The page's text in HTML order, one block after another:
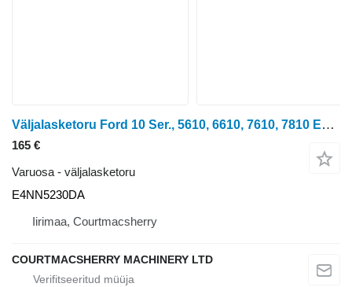
Väljalasketoru Ford 10 Ser., 5610, 6610, 7610, 7810 Engine Exhaust Pipe , E4NN5230DA tüübi jaoks ratastraktori
165 €
Varuosa - väljalasketoru
E4NN5230DA
Iirimaa, Courtmacsherry
COURTMACSHERRY MACHINERY LTD